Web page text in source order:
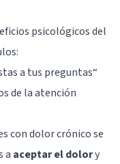
psicológicos del
a tus preguntas“
de la atención
con dolor crónico se
a aceptar el dolory